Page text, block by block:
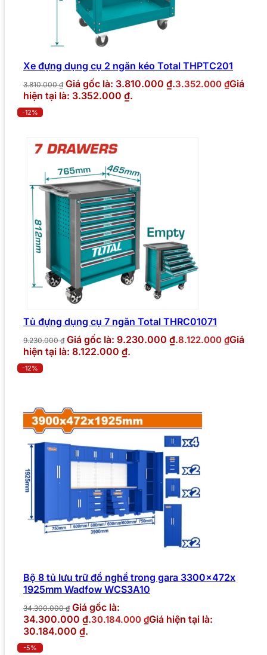
Xe đựng dụng cụ 2 ngăn kéo Total THPTC201
3.810.000₫ Giá gốc là: 3.810.000 ₫.3.352.000 ₫Giá
hiện tại là: 3.352.000 ₫.
-12%
Tủ đựng dụng cụ 7 ngăn Total THRC01071
9.230.000₫ Giá gốc là: 9.230.000 ₫.8.122.000 ₫Giá
hiện tại là: 8.122.000 ₫.
-12%
Bộ 8 tủ lưu trữ đồ nghề trong gara 3300x472x
1925mm Wadfow WCS3A10
34.300.000₫ Giá gốc là:
34.300.000 ₫.30.184.000 ₫Giá hiện tại là:
30.184.000 ₫.
-5%